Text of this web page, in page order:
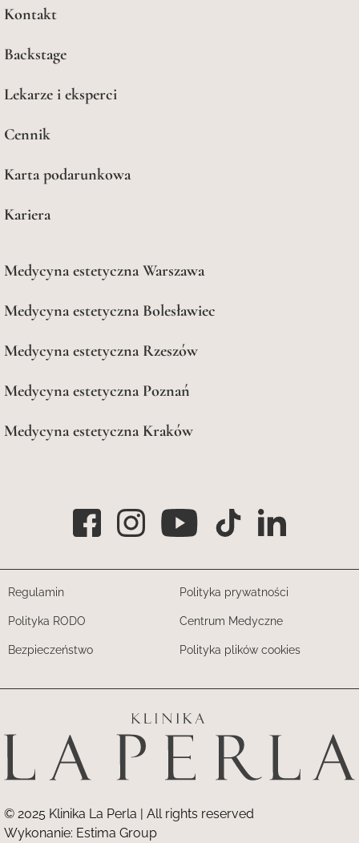
Kontakt
Backstage
Lekarze i eksperci
Cennik
Karta podarunkowa
Kariera
Medycyna estetyczna Warszawa
Medycyna estetyczna Bolesławiec
Medycyna estetyczna Rzeszów
Medycyna estetyczna Poznań
Medycyna estetyczna Kraków
Regulamin Polityka prywatności
Polityka RODO Centrum Medyczne
Bezpieczeństwo Polityka plików cookies
© 2025 Klinika La Perla | All rights reserved
Wykonanie: Estima Group